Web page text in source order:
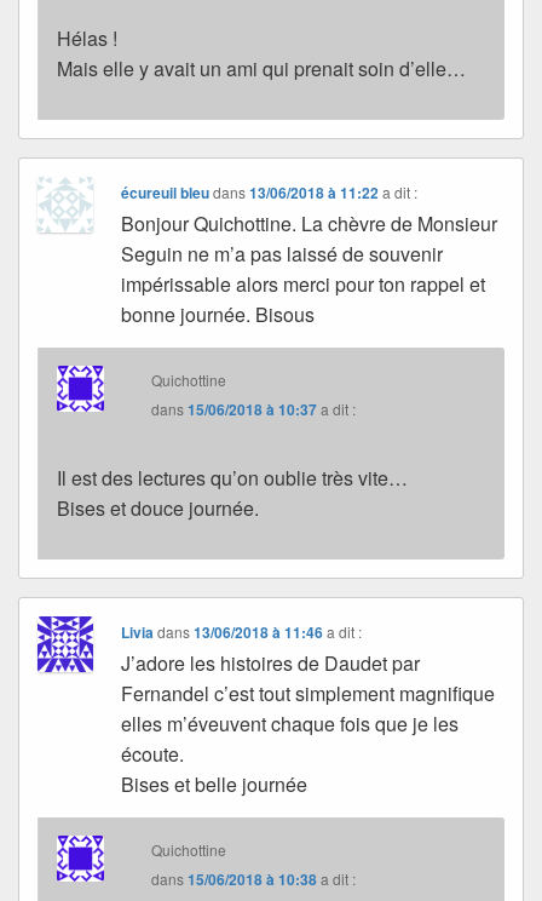
Hélas !
Mais elle y avait un ami qui prenait soin d’elle…
écureuil bleudans13/06/2018 à 11:22 a dit :
Bonjour Quichottine. La chèvre de Monsieur
Seguin ne m’a pas laissé de souvenir
impérissable alors merci pour ton rappel et
bonne journée. Bisous
Quichottine
dans15/06/2018 à 10:37a dit :
Il est des lectures qu’on oublie très vite…
Bises et douce journée.
Liviadans13/06/2018 à 11:46 a dit :
J’adore les histoires de Daudet par
Fernandel c’est tout simplement magnifique
elles m’éveuvent chaque fois que je les
écoute.
Bises et belle journée
Quichottine
dans15/06/2018 à 10:38a dit :